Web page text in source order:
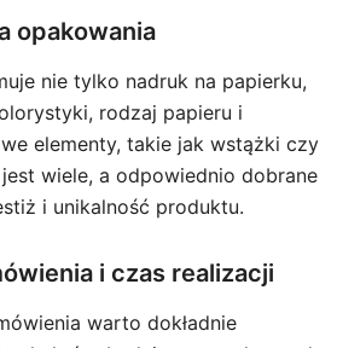
opakowania
nie tylko nadruk na papierku,
rodzaj papieru i
elementy, takie jak wstążki czy
wiele, a odpowiednio dobrane
i unikalność produktu.
i czas realizacji
warto dokładnie